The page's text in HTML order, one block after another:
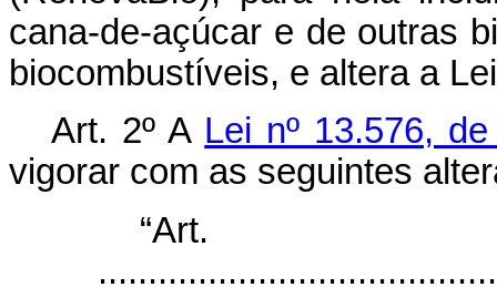
cana-de-açúcar e de outras
biocombustíveis, e altera a
Art. 2º A Lei nº 13.576,
vigorar com as seguintes